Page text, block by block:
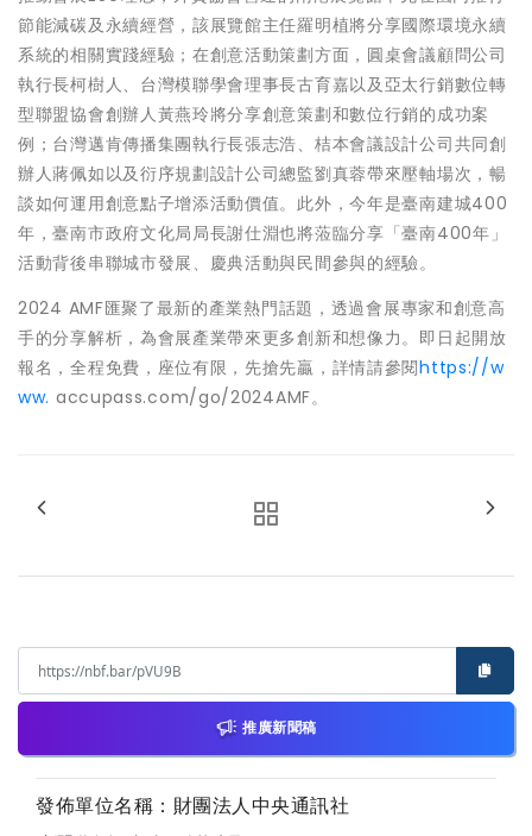
節能減碳及永續經營，該展覽館主任羅明植將分享國際環境永續
系統的相關實踐經驗；在創意活動策劃方面，圓桌會議顧問公司
執行長柯樹人、台灣模聯學會理事長古育嘉以及亞太行銷數位轉
型聯盟協會創辦人黃燕玲將分享創意策劃和數位行銷的成功案
例；台灣邁肯傳播集團執行長張志浩、桔本會議設計公司共同創
辦人蔣佩如以及衍序規劃設計公司總監劉真蓉帶來壓軸場次，暢
談如何運用創意點子增添活動價值。此外，今年是臺南建城400
年，臺南市政府文化局局長謝仕淵也將蒞臨分享「臺南400年」
活動背後串聯城市發展、慶典活動與民間參與的經驗。
2024 AMF匯聚了最新的產業熱門話題，透過會展專家和創意高
手的分享解析，為會展產業帶來更多創新和想像力。即日起開放
報名，全程免費，座位有限，先搶先贏，詳情請參閱https://w
ww. accupass.com/go/2024AMF。
推廣新聞稿
發佈單位名稱：財團法人中央通訊社